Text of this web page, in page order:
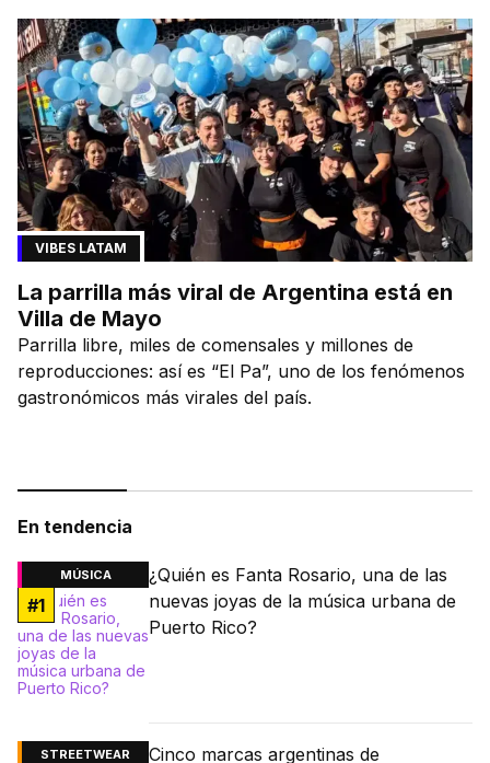
VIBES LATAM
La parrilla más viral de Argentina está en
Villa de Mayo
Parrilla libre, miles de comensales y millones de
reproducciones: así es “El Pa”, uno de los fenómenos
gastronómicos más virales del país.
En tendencia
MÚSICA
#1
¿Quién es Fanta Rosario, una de las
nuevas joyas de la música urbana de
Puerto Rico?
STREETWEAR Cinco marcas argentinas de